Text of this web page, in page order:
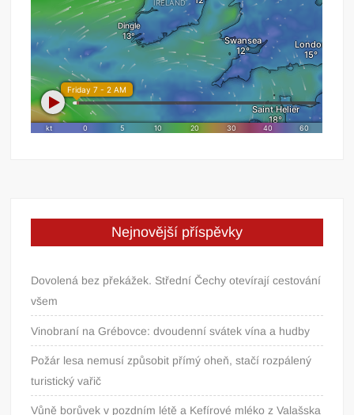
Nejnovější příspěvky
Dovolená bez překážek. Střední Čechy otevírají cestování
všem
Vinobraní na Grébovce: dvoudenní svátek vína a hudby
Požár lesa nemusí způsobit přímý oheň, stačí rozpálený
turistický vařič
Vůně borůvek v pozdním létě a Kefírové mléko z Valašska